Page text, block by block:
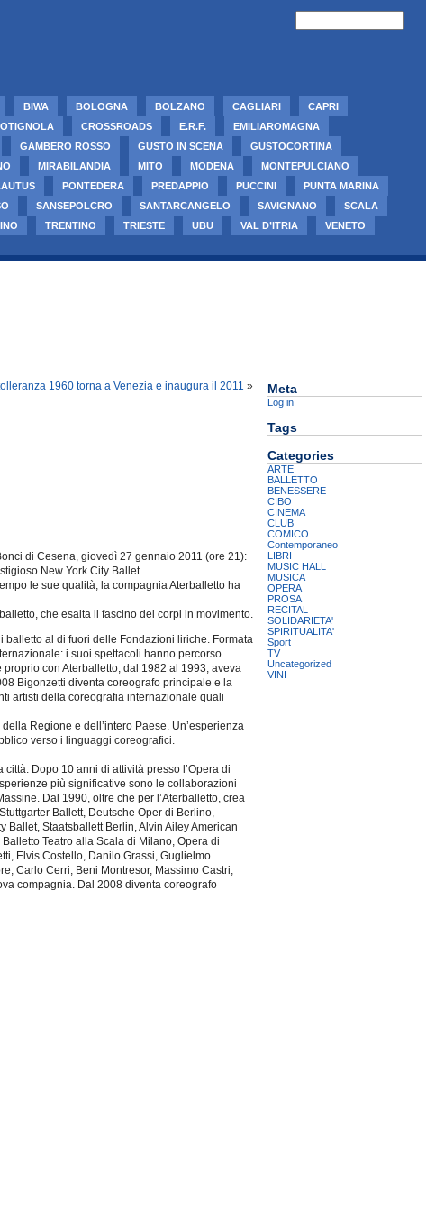
BIWA BOLOGNA BOLZANO CAGLIARI
CAPRI
CROSSROADS E.R.F.
EMILIAROMAGNA
GAMBERO ROSSO GUSTO IN SCENA
GUSTOCORTINA
MIRABILANDIA MITO MODENA
MONTEPULCIANO
PONTEDERA PREDAPPIO PUCCINI
PUNTA MARINA
SANSEPOLCRO SANTARCANGELO SAVIGNANO
SCALA
TRENTINO TRIESTE UBU VAL D’ITRIA
VENETO
1960 torna a Venezia e inaugura il 2011 »
di Cesena, giovedì 27 gennaio 2011 (ore 21):
New York City Ballet.
le sue qualità, la compagnia Aterballetto ha
che esalta il fascino dei corpi in movimento.
al di fuori delle Fondazioni liriche. Formata
i suoi spettacoli hanno percorso
con Aterballetto, dal 1982 al 1993, aveva
Bigonzetti diventa coreografo principale e la
artisti della coreografia internazionale quali
Regione e dell’intero Paese. Un’esperienza
verso i linguaggi coreografici.
Dopo 10 anni di attività presso l’Opera di
più significative sono le collaborazioni
Dal 1990, oltre che per l’Aterballetto, crea
Ballett, Deutsche Oper di Berlino,
Staatsballett Berlin, Alvin Ailey American
Teatro alla Scala di Milano, Opera di
Elvis Costello, Danilo Grassi, Guglielmo
Carlo Cerri, Beni Montresor, Massimo Castri,
compagnia. Dal 2008 diventa coreografo
Meta
Log in
Tags
Categories
ARTE
BALLETTO
BENESSERE
CIBO
CINEMA
CLUB
COMICO
Contemporaneo
LIBRI
MUSIC HALL
MUSICA
OPERA
PROSA
RECITAL
SOLIDARIETA'
SPIRITUALITA'
Sport
TV
Uncategorized
VINI